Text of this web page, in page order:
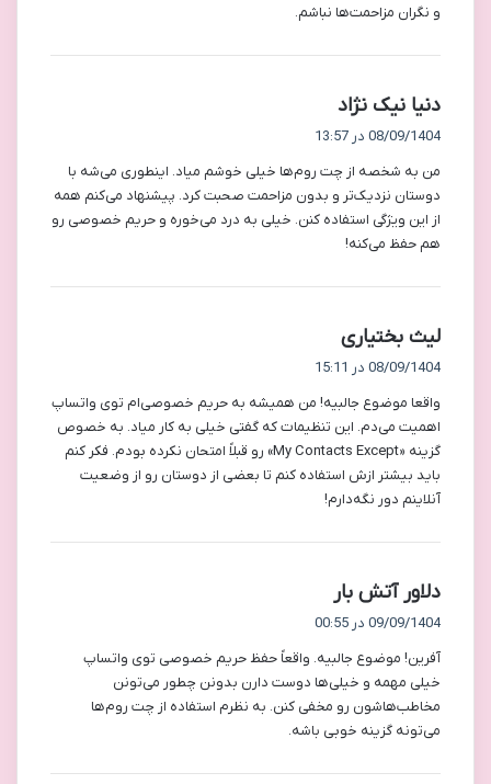
و نگران مزاحمت‌ها نباشم.
دنیا نیک نژاد
ف
:
08/09/1404 در 13:57
من به شخصه از چت روم‌ها خیلی خوشم میاد. اینطوری می‌شه با
دوستان نزدیک‌تر و بدون مزاحمت صحبت کرد. پیشنهاد می‌کنم همه
از این ویژگی استفاده کنن. خیلی به درد می‌خوره و حریم خصوصی رو
هم حفظ می‌کنه!
لیث بختیاری
ف
:
08/09/1404 در 15:11
واقعا موضوع جالبیه! من همیشه به حریم خصوصی‌ام توی واتساپ
اهمیت می‌دم. این تنظیمات که گفتی خیلی به کار میاد. به خصوص
گزینه «My Contacts Except» رو قبلاً امتحان نکرده بودم. فکر کنم
باید بیشتر ازش استفاده کنم تا بعضی از دوستان رو از وضعیت
آنلاینم دور نگه‌دارم!
دلاور آتش بار
ف
:
09/09/1404 در 00:55
آفرین! موضوع جالبیه. واقعاً حفظ حریم خصوصی توی واتساپ
خیلی مهمه و خیلی‌ها دوست دارن بدونن چطور می‌تونن
مخاطب‌هاشون رو مخفی کنن. به نظرم استفاده از چت روم‌ها
می‌تونه گزینه خوبی باشه.